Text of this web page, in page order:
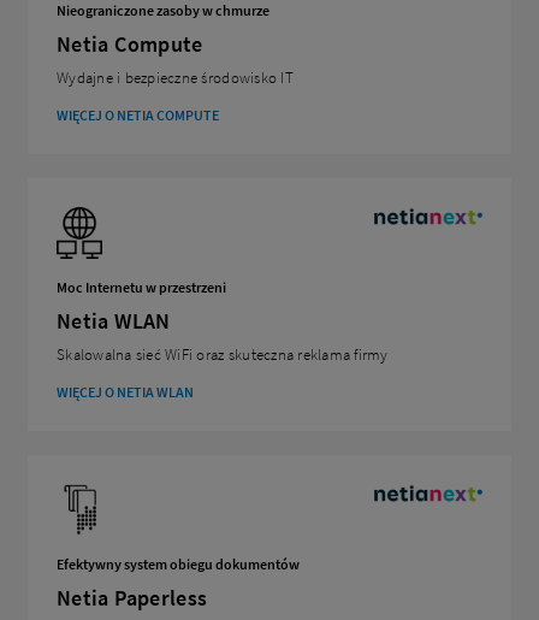
Nieograniczone zasoby w chmurze
Netia Compute
Wydajne i bezpieczne środowisko IT
WIĘCEJ O NETIA COMPUTE
Moc Internetu w przestrzeni
Netia WLAN
Skalowalna sieć WiFi oraz skuteczna reklama firmy
WIĘCEJ O NETIA WLAN
Efektywny system obiegu dokumentów
Netia Paperless